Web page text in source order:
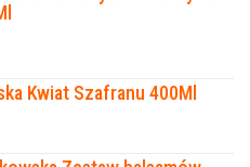
Kwiat Szafranu 400Ml